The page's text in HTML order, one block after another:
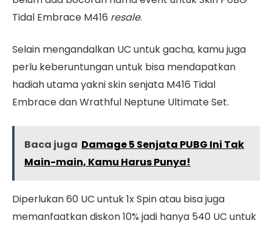
Tidal Embrace M416 resale.
Selain mengandalkan UC untuk gacha, kamu juga
perlu keberuntungan untuk bisa mendapatkan
hadiah utama yakni skin senjata M416 Tidal
Embrace dan Wrathful Neptune Ultimate Set.
Baca juga Damage 5 Senjata PUBG Ini Tak
Main-main, Kamu Harus Punya!
Diperlukan 60 UC untuk 1x Spin atau bisa juga
memanfaatkan diskon 10% jadi hanya 540 UC untuk